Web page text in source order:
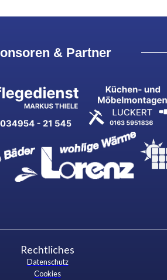
& Partner
Rechtliches
Datenschutz
Cookies